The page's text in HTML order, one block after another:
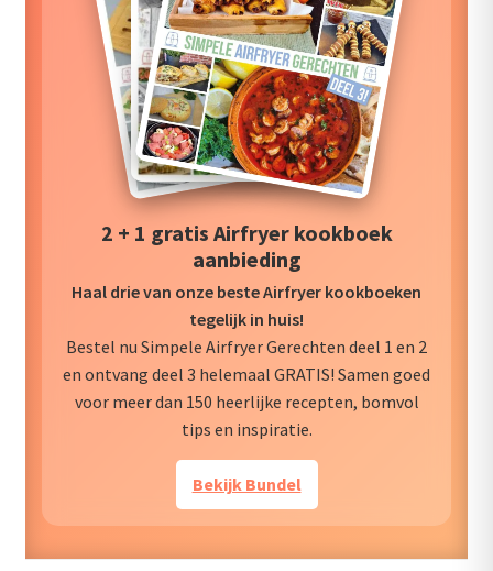
2 + 1 gratis Airfryer kookboek
aanbieding
Haal drie van onze beste Airfryer kookboeken
tegelijk in huis!
Bestel nu Simpele Airfryer Gerechten deel 1 en 2
en ontvang deel 3 helemaal GRATIS! Samen goed
voor meer dan 150 heerlijke recepten, bomvol
tips en inspiratie.
Bekijk Bundel